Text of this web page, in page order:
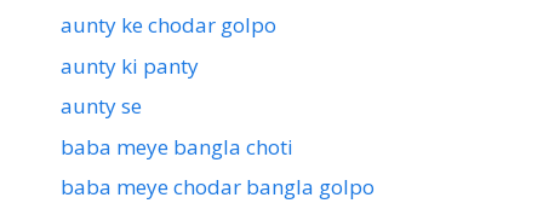
aunty ke chodar golpo
aunty ki panty
aunty se
baba meye bangla choti
baba meye chodar bangla golpo